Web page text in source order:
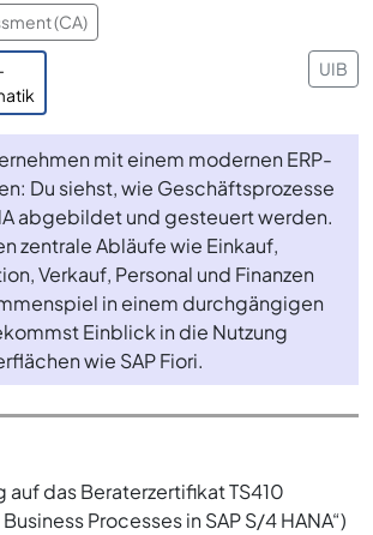
(CA)
UIB
mit einem modernen ERP-
Du siehst, wie Geschäftsprozesse
abgebildet und gesteuert werden.
zentrale Abläufe wie Einkauf,
Verkauf, Personal und Finanzen
in einem durchgängigen
Einblick in die Nutzung
wie SAP Fiori.
auf das Beraterzertifikat TS410
Processes in SAP S/4 HANA“)